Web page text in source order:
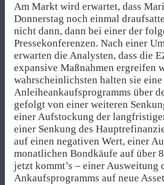
Am Markt wird erwartet, dass
Donnerstag noch einmal
nicht dann, dann bei einer der
Pressekonferenzen. Nach einer
erwarten die Analysten, dass die
expansive Maßnahmen ergreifen
wahrscheinlichsten halten sie
Anleiheankaufsprogramms über
gefolgt von einer weiteren
einer Aufstockung der
einer Senkung des
auf einen negativen Wert, einer
monatlichen Bondkäufe auf über
jetzt kommt’s – einer Ausweitung
Ankaufsprogramms auf neue